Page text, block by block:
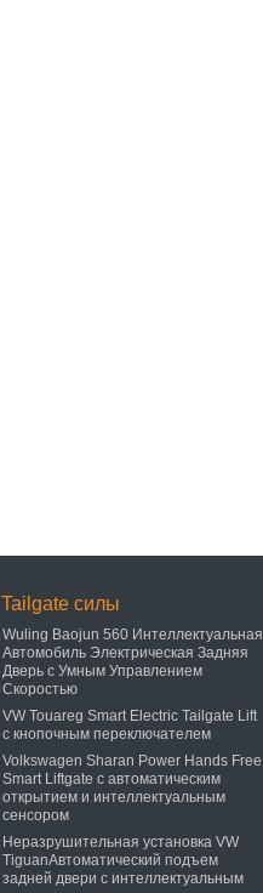
Tailgate силы
Wuling Baojun 560 Интеллектуальная
Автомобиль Электрическая Задняя
Дверь с Умным Управлением
Скоростью
VW Touareg Smart Electric Tailgate Lift
с кнопочным переключателем
Volkswagen Sharan Power Hands Free
Smart Liftgate с автоматическим
открытием и интеллектуальным
сенсором
Неразрушительная установка VW
TiguanАвтоматический подъем
задней двери с интеллектуальным